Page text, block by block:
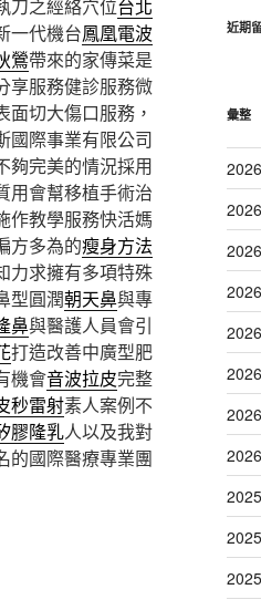
刀之經絡穴位台北
一代機台鳳凰電波
鶯帶來的家傳菜是
享服務健診服務微
切大傷口服務，
國際事業有限公司
夠完美的情況採用
用會幫移植手術治
作教學服務快活媽
方多為的瘦身方法
力求擁有多項特殊
型圓潤朝天鼻與專
鼻與醫護人員會引
打造改善中廣型肥
機會音波拉皮完整
秒雷射素人案例不
膠隆乳人以及我對
的國際醫療專業團
近期
彙整